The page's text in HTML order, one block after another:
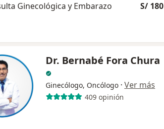
Ginecológica y Embarazo S/ 180
Dr. Bernabé Fora Chura
Ginecólogo, Oncólogo · Ver más
409 opinión